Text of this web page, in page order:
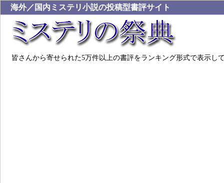
海外／国内ミステリ小説の投稿型書評サイト
皆さんから寄せられた5万件以上の書評をランキング形式で表示し